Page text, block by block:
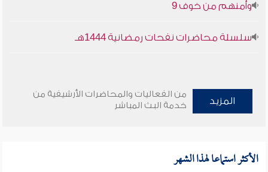
وأمنهم من خوف 9
سلسلة محاضرات نفحات رمضانية 1444هـ
المزيد
من الفعاليات والمحاضرات الأرشيفية من
خدمة البث المباشر
الأكثر استماعا لهذا الشهر